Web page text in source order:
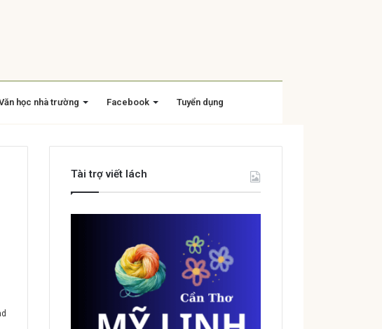
học nhà trường Facebook Tuyển dụng
Tài trợ viết lách